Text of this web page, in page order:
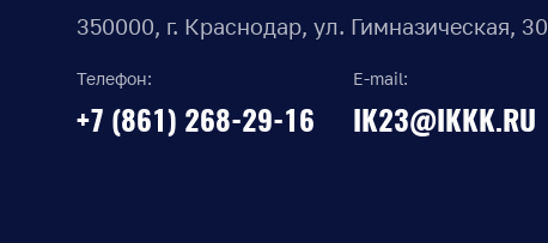
350000, г. Краснодар, ул. Гимназическая, 30
Телефон:
+7 (861) 268-29-16
E-mail:
IK23@IKKK.RU